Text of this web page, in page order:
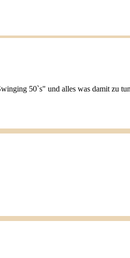
50`s" und alles was damit zu